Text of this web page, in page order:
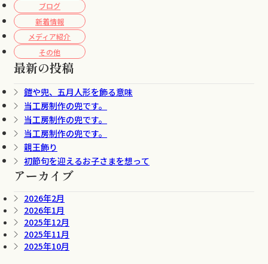
ブログ
新着情報
メディア紹介
その他
最新の投稿
鎧や兜、五月人形を飾る意味
当工房制作の兜です。
当工房制作の兜です。
当工房制作の兜です。
親王飾り
初節句を迎えるお子さまを想って
アーカイブ
2026年2月
2026年1月
2025年12月
2025年11月
2025年10月